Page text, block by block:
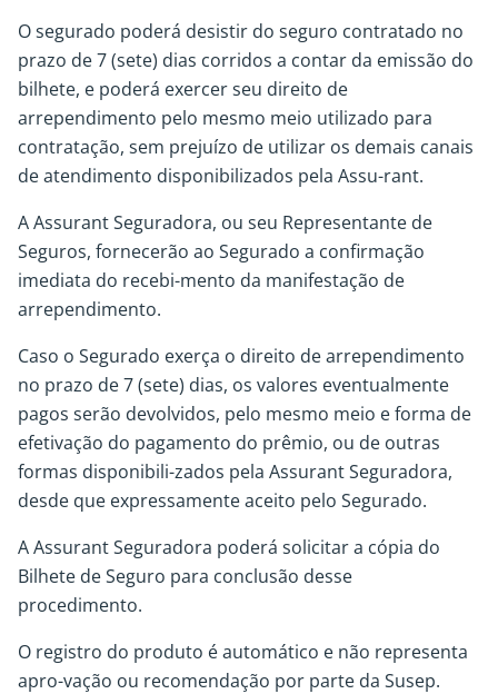
O segurado poderá desistir do seguro contratado no
prazo de 7 (sete) dias corridos a contar da emissão do
bilhete, e poderá exercer seu direito de
arrependimento pelo mesmo meio utilizado para
contratação, sem prejuízo de utilizar os demais canais
de atendimento disponibilizados pela Assu-rant.
A Assurant Seguradora, ou seu Representante de
Seguros, fornecerão ao Segurado a confirmação
imediata do recebi-mento da manifestação de
arrependimento.
Caso o Segurado exerça o direito de arrependimento
no prazo de 7 (sete) dias, os valores eventualmente
pagos serão devolvidos, pelo mesmo meio e forma de
efetivação do pagamento do prêmio, ou de outras
formas disponibili-zados pela Assurant Seguradora,
desde que expressamente aceito pelo Segurado.
A Assurant Seguradora poderá solicitar a cópia do
Bilhete de Seguro para conclusão desse
procedimento.
O registro do produto é automático e não representa
apro-vação ou recomendação por parte da Susep.